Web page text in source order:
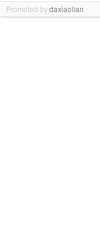
Promoted bydaxiaolian